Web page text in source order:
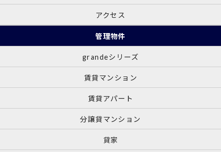
アクセス
管理物件
grandeシリーズ
賃貸マンション
賃貸アパート
分譲貸マンション
貸家